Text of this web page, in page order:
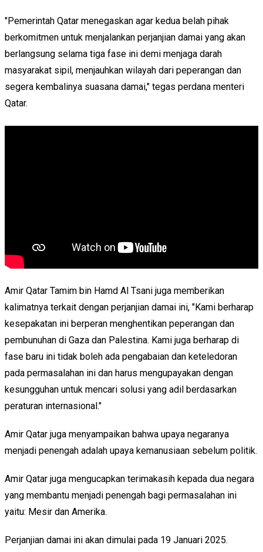
"Pemerintah Qatar menegaskan agar kedua belah pihak
berkomitmen untuk menjalankan perjanjian damai yang akan
berlangsung selama tiga fase ini demi menjaga darah
masyarakat sipil, menjauhkan wilayah dari peperangan dan
segera kembalinya suasana damai," tegas perdana menteri
Qatar.
Amir Qatar Tamim bin Hamd Al Tsani juga memberikan
kalimatnya terkait dengan perjanjian damai ini, "Kami berharap
kesepakatan ini berperan menghentikan peperangan dan
pembunuhan di Gaza dan Palestina. Kami juga berharap di
fase baru ini tidak boleh ada pengabaian dan keteledoran
pada permasalahan ini dan harus mengupayakan dengan
kesungguhan untuk mencari solusi yang adil berdasarkan
peraturan internasional."
Amir Qatar juga menyampaikan bahwa upaya negaranya
menjadi penengah adalah upaya kemanusiaan sebelum politik.
Amir Qatar juga mengucapkan terimakasih kepada dua negara
yang membantu menjadi penengah bagi permasalahan ini
yaitu: Mesir dan Amerika.
Perjanjian damai ini akan dimulai pada 19 Januari 2025.